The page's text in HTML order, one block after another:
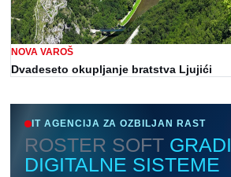
NOVA VAROŠ
Dvadeseto okupljanje bratstva Lјujići
IT AGENCIJA ZA OZBILJAN RAST
ROSTER SOFT GRADI
DIGITALNE SISTEME